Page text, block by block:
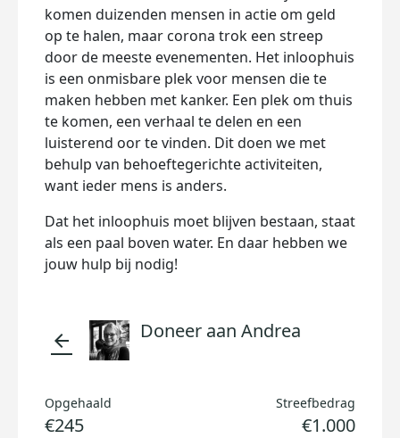
komen duizenden mensen in actie om geld
op te halen, maar corona trok een streep
door de meeste evenementen. Het inloophuis
is een onmisbare plek voor mensen die te
maken hebben met kanker. Een plek om thuis
te komen, een verhaal te delen en een
luisterend oor te vinden. Dit doen we met
behulp van behoeftegerichte activiteiten,
want ieder mens is anders.
Dat het inloophuis moet blijven bestaan, staat
als een paal boven water. En daar hebben we
jouw hulp bij nodig!
arrow_back Doneer aan Andrea
Opgehaald
€245
Streefbedrag
€1.000